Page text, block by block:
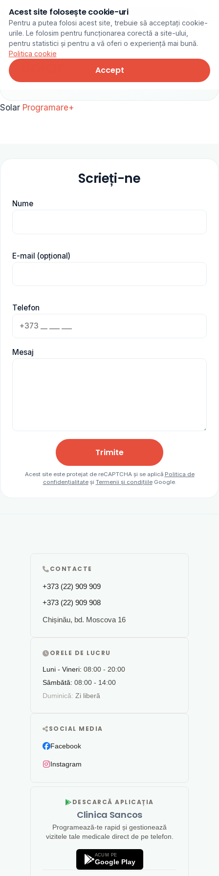
Programare online
Solar Programare+
Scrieți-ne
Nume
E-mail (opțional)
Telefon
Mesaj
Trimite
Acest site este protejat de reCAPTCHA și se aplică Politica de
confidențialitateși Termenii și condițiileGoogle.
CONTACTE
+373 (22) 909 909
+373 (22) 909 908
Chișinău, bd. Moscova 16
ORELE DE LUCRU
Luni - Vineri: 08:00 - 20:00
Sâmbătă: 08:00 - 14:00
Duminică: Zi liberă
SOCIAL MEDIA
Facebook
Instagram
DESCARCĂ APLICAȚIA
Clinica Sancos
Programează-te rapid și gestionează
vizitele tale medicale direct de pe telefon.
ACUM PE
Google Play
Acest site folosește cookie-uri
Pentru a putea folosi acest site, trebuie să acceptați cookie-
urile. Le folosim pentru funcționarea corectă a site-ului,
pentru statistici și pentru a vă oferi o experiență mai bună.
Politica cookie
Accept